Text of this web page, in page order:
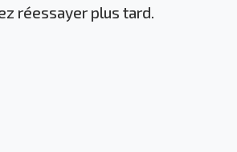
réessayer plus tard.